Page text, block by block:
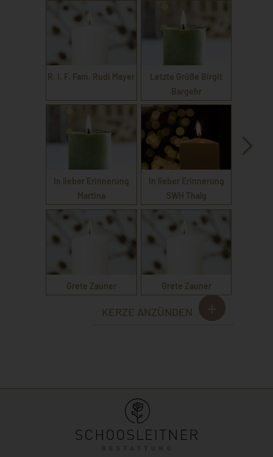
R. I. F. Fam. Rudi Mayer
Letzte Grüße Birgit
Bargehr
In lieber Erinnerung
Martina
In lieber Erinnerung
SWH Thalg
Grete Zauner Grete Zauner
KERZE ANZÜNDEN